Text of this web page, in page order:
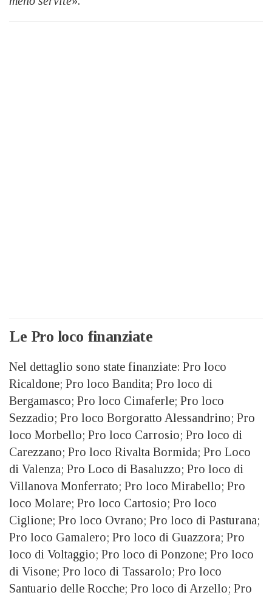
Le Pro loco finanziate
Nel dettaglio sono state finanziate: Pro loco
Ricaldone; Pro loco Bandita; Pro loco di
Bergamasco; Pro loco Cimaferle; Pro loco
Sezzadio; Pro loco Borgoratto Alessandrino; Pro
loco Morbello; Pro loco Carrosio; Pro loco di
Carezzano; Pro loco Rivalta Bormida; Pro Loco
di Valenza; Pro Loco di Basaluzzo; Pro loco di
Villanova Monferrato; Pro loco Mirabello; Pro
loco Molare; Pro loco Cartosio; Pro loco
Ciglione; Pro loco Ovrano; Pro loco di Pasturana;
Pro loco Gamalero; Pro loco di Guazzora; Pro
loco di Voltaggio; Pro loco di Ponzone; Pro loco
di Visone; Pro loco di Tassarolo; Pro loco
Santuario delle Rocche; Pro loco di Arzello; Pro